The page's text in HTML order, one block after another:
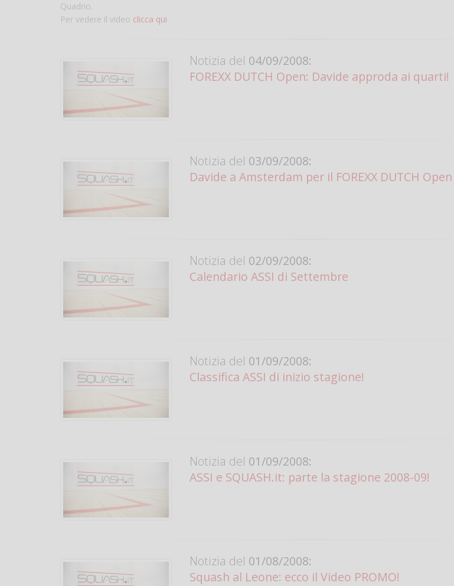
Quadrio.
Per vedere il video clicca qui
Notizia del 04/09/2008:
FOREXX DUTCH Open: Davide approda ai quarti!
Notizia del 03/09/2008:
Davide a Amsterdam per il FOREXX DUTCH Open
Notizia del 02/09/2008:
Calendario ASSI di Settembre
Notizia del 01/09/2008:
Classifica ASSI di inizio stagione!
Notizia del 01/09/2008:
ASSI e SQUASH.it: parte la stagione 2008-09!
Notizia del 01/08/2008:
Squash al Leone: ecco il Video PROMO!